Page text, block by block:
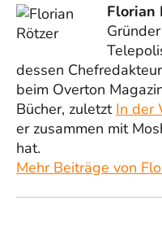
Florian
dessen
beim Overton
Bücher, zuletzt In der
er zusammen mit
hat.
Mehr Beiträge von